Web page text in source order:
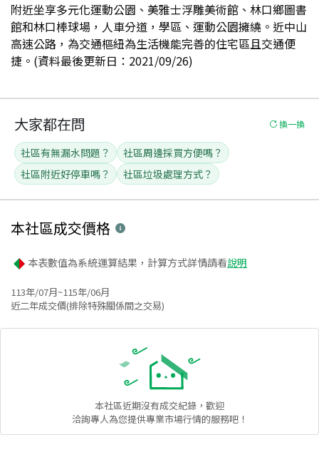
附近坐享多元化運動公園、美雅士浮雕美術館、林口鄉圖書
館和林口棒球場，人車分道，學區、運動公園擁繞。近中山
高速公路，為交通樞紐為生活機能完善的住宅區且交通便
捷。(資料最後更新日：2021/09/26)
大家都在問 換一換
社區有無漏水問題？
社區周邊採買方便嗎？
社區附近好停車嗎？
社區垃圾處理方式？
本社區成交價格
本表數值為系統運算結果，計算方式詳情請看說明
113年/07月~115年/06月
近二年成交價(排除特殊關係間之交易)
本社區近期沒有成交紀錄，歡迎
洽詢專人為您提供專業市場行情的服務吧！